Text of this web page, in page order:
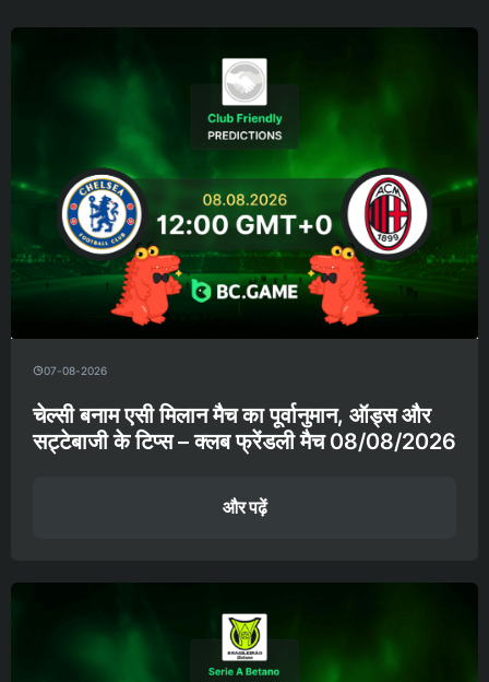
07-08-2026
चेल्सी बनाम एसी मिलान मैच का पूर्वानुमान, ऑड्स और
सट्टेबाजी के टिप्स – क्लब फ्रेंडली मैच 08/08/2026
और पढ़ें